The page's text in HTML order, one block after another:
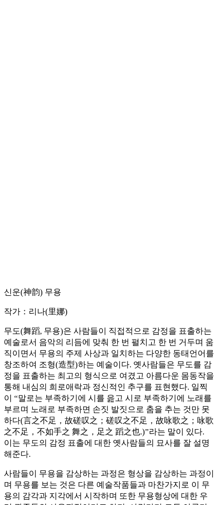
신운(神韵) 무용
작가：리나(里娜)
무도(舞蹈, 무용)은 사람들이 직접적으로 감정을 표출하는
예술로서 음악의 리듬에 맞춰 한 번 펼치고 한 번 거두며 움
직이면서 무용의 주제 사상과 일치하는 다양한 동태언어를
창조하여 조형(造型)하는 예술이다. 옛사람들은 무도를 감
정을 표출하는 최고의 형식으로 여겼고 아름다운 몸동작을
통해 내심의 희로애락과 정신적인 추구를 표현했다. 일찍
이 “말로는 부족하기에 시를 읊고 시로 부족하기에 노래를
부르며 노래로 부족하면 손짓 발짓으로 춤을 추는 것만 못
하다(言之不足，故磋叹之；磋叹之不足，故咏歌之；咏歌
之不足，不如手之 舞之，足之 蹈之也.)”라는 말이 있다.
이는 무도의 감정 표출에 대한 옛사람들의 묘사를 잘 설명
해준다.
사람들이 무용을 감상하는 과정은 형상을 감상하는 과정이
며 무용를 보는 것은 다른 예술작품들과 마찬가지로 이 무
용의 감각과 지각에서 시작하며 또한 무용형상에 대한 우